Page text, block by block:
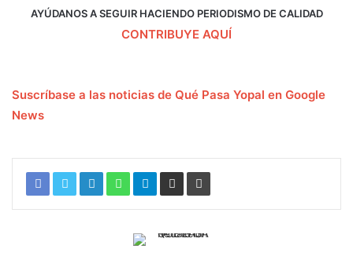
AYÚDANOS A SEGUIR HACIENDO PERIODISMO DE CALIDAD
CONTRIBUYE AQUÍ
Suscríbase a las noticias de Qué Pasa Yopal en Google
News